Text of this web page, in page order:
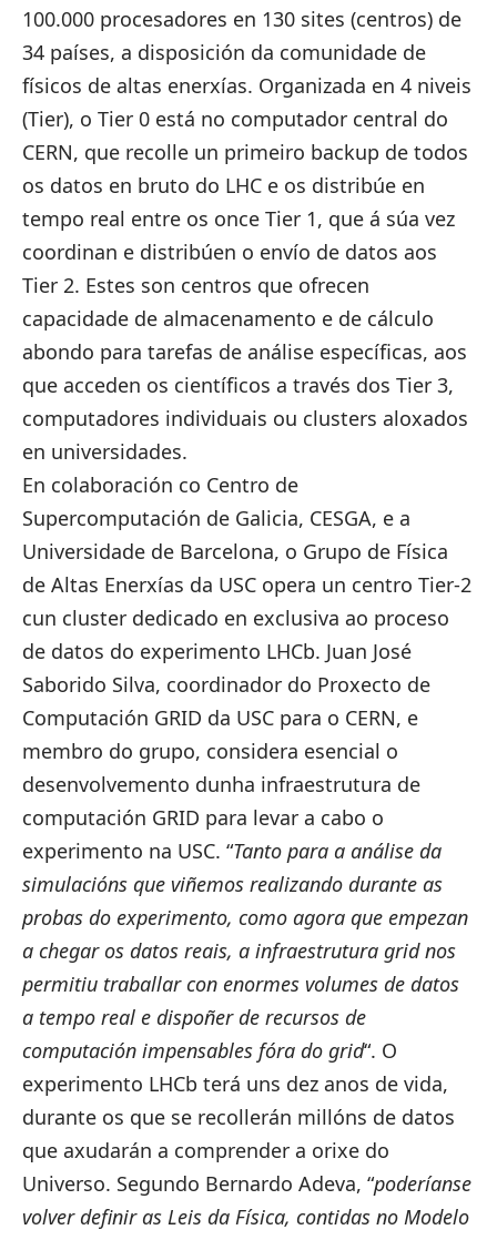
100.000 procesadores en 130 sites (centros) de
34 países, a disposición da comunidade de
físicos de altas enerxías. Organizada en 4 niveis
(Tier), o Tier 0 está no computador central do
CERN, que recolle un primeiro backup de todos
os datos en bruto do LHC e os distribúe en
tempo real entre os once Tier 1, que á súa vez
coordinan e distribúen o envío de datos aos
Tier 2. Estes son centros que ofrecen
capacidade de almacenamento e de cálculo
abondo para tarefas de análise específicas, aos
que acceden os científicos a través dos Tier 3,
computadores individuais ou clusters aloxados
en universidades.
En colaboración co Centro de
Supercomputación de Galicia, CESGA, e a
Universidade de Barcelona, o Grupo de Física
de Altas Enerxías da USC opera un centro Tier-2
cun cluster dedicado en exclusiva ao proceso
de datos do experimento LHCb. Juan José
Saborido Silva, coordinador do Proxecto de
Computación GRID da USC para o CERN, e
membro do grupo, considera esencial o
desenvolvemento dunha infraestrutura de
computación GRID para levar a cabo o
experimento na USC. “Tanto para a análise da
simulacións que viñemos realizando durante as
probas do experimento, como agora que empezan
a chegar os datos reais, a infraestrutura grid nos
permitiu traballar con enormes volumes de datos
a tempo real e dispoñer de recursos de
computación impensables fóra do grid“. O
experimento LHCb terá uns dez anos de vida,
durante os que se recollerán millóns de datos
que axudarán a comprender a orixe do
Universo. Segundo Bernardo Adeva, “poderíanse
volver definir as Leis da Física, contidas no Modelo